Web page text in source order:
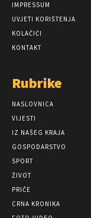
IMPRESSUM
UVJETI KORIŠTENJA
KOLAČIĆI
KONTAKT
Rubrike
NASLOVNICA
VIJESTI
IZ NAŠEG KRAJA
GOSPODARSTVO
SPORT
ŽIVOT
PRIČE
CRNA KRONIKA